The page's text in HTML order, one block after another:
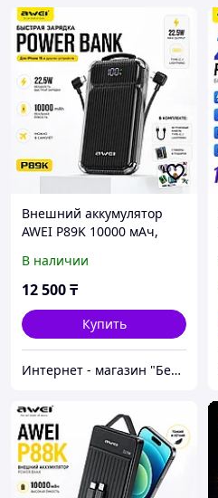
Внешний аккумулятор
AWEI P89K 10000 мАч,
В наличии
12 500₸
Купить
Интернет - магазин "Безопасный Дом"